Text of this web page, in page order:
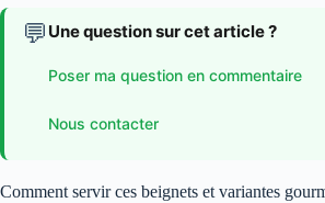
💬 Une question sur cet article ?
Poser ma question en commentaire
Nous contacter
Comment servir ces beignets et variantes